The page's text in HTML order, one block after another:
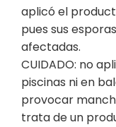
aplicó el
pues sus
afectadas.
CUIDADO: no
piscinas ni en
provocar
trata de un